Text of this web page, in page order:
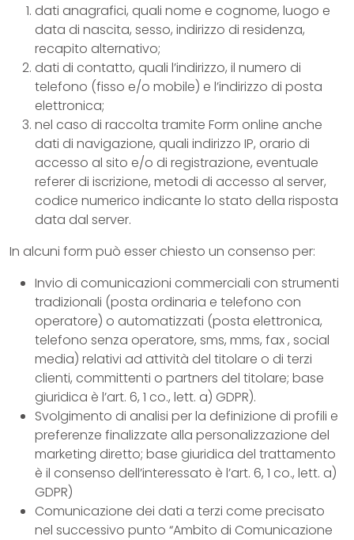
dati anagrafici, quali nome e cognome, luogo e
data di nascita, sesso, indirizzo di residenza,
recapito alternativo;
dati di contatto, quali l’indirizzo, il numero di
telefono (fisso e/o mobile) e l’indirizzo di posta
elettronica;
nel caso di raccolta tramite Form online anche
dati di navigazione, quali indirizzo IP, orario di
accesso al sito e/o di registrazione, eventuale
referer di iscrizione, metodi di accesso al server,
codice numerico indicante lo stato della risposta
data dal server.
In alcuni form può esser chiesto un consenso per:
Invio di comunicazioni commerciali con strumenti
tradizionali (posta ordinaria e telefono con
operatore) o automatizzati (posta elettronica,
telefono senza operatore, sms, mms, fax , social
media) relativi ad attività del titolare o di terzi
clienti, committenti o partners del titolare; base
giuridica è l’art. 6, 1 co., lett. a) GDPR).
Svolgimento di analisi per la definizione di profili e
preferenze finalizzate alla personalizzazione del
marketing diretto; base giuridica del trattamento
è il consenso dell’interessato è l’art. 6, 1 co., lett. a)
GDPR)
Comunicazione dei dati a terzi come precisato
nel successivo punto “Ambito di Comunicazione